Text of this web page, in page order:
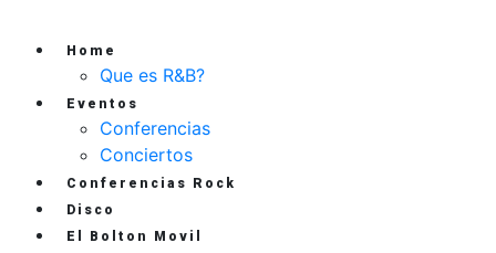
Home
Que es R&B?
Eventos
Conferencias
Conciertos
Conferencias Rock
Disco
El Bolton Movil